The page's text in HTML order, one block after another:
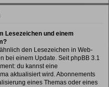
Lesezeichen und einem
den Lesezeichen in Web-
bei einem Update. Seit phpBB 3.1
du kannst eine
aktualisiert wird. Abonnements
eines Themas oder eines